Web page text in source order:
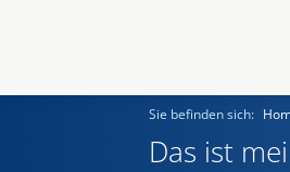
Sie befinden sich:
Das ist